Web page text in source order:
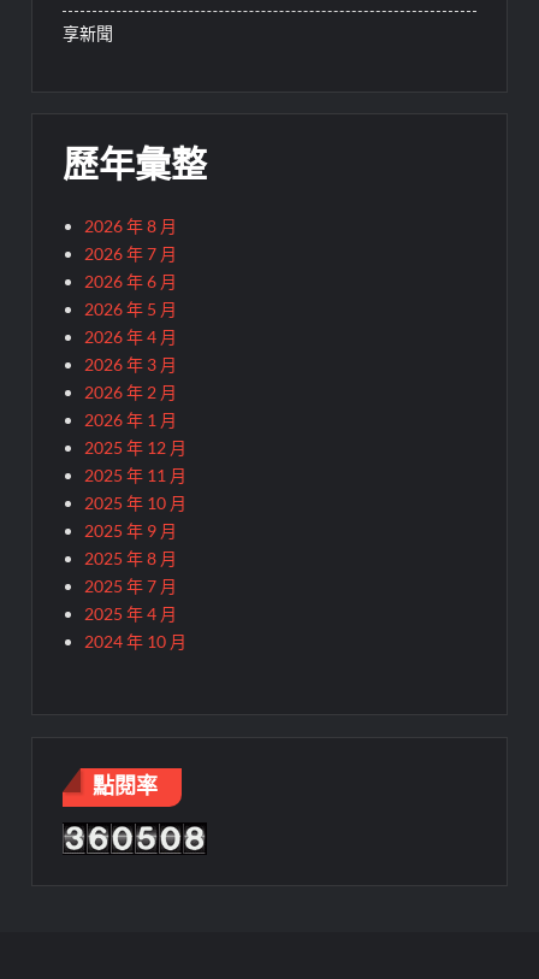
享新聞
歷年彙整
2026 年 8 月
2026 年 7 月
2026 年 6 月
2026 年 5 月
2026 年 4 月
2026 年 3 月
2026 年 2 月
2026 年 1 月
2025 年 12 月
2025 年 11 月
2025 年 10 月
2025 年 9 月
2025 年 8 月
2025 年 7 月
2025 年 4 月
2024 年 10 月
點閱率